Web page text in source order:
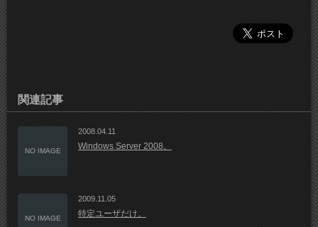
関連記事
NO IMAGE
2008.04.11
Windows Server 2008。
NO IMAGE
2009.11.05
特定ユーザだけ。